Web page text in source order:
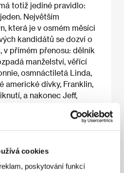
cookies
poskytování funkcí
totiž jediné pravidlo:
Největším
která je v osmém měsíci
kandidátů se dozví o
v přímém přenosu: dělník
manželství, věřící
osmnáctiletá Linda,
americké dívky, Franklin,
a nakonec Jeff,
bývalou láskou Dawn…